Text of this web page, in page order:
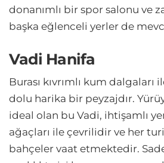
donanımlı bir spor salonu ve
başka eğlenceli yerler de
Vadi Hanifa
Burası kıvrımlı kum dalgaları
dolu harika bir peyzajdır.
ideal olan bu Vadi, ihtişamlı
ağaçları ile çevrilidir ve her
bahçeler vaat etmektedir.